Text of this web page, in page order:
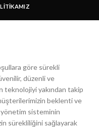
göre sürekli
düzenli ve
teknolojiyi yakından takip
beklenti ve
yönetim sisteminin
sürekliliğini sağlayarak